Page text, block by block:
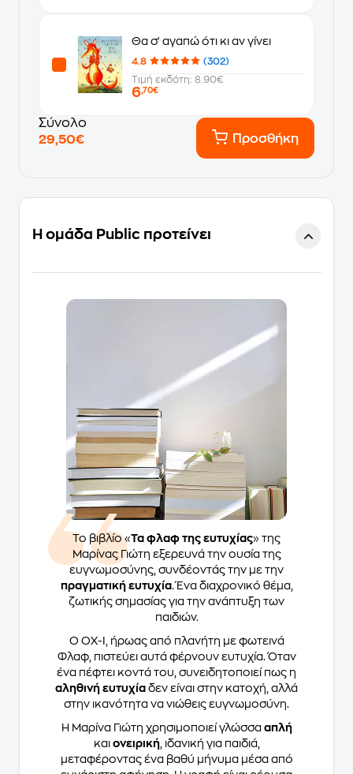
Θα σ' αγαπώ ότι κι αν γίνει
4.8
(302)
Τιμή εκδότη: 8.90€
6,70€
Σύνολο
29,50€
Προσθήκη
Η ομάδα Public προτείνει
Το βιβλίο «Τα φλαφ της ευτυχίας» της
Μαρίνας Γιώτη εξερευνά την ουσία της
ευγνωμοσύνης, συνδέοντάς την με την
πραγματική ευτυχία. Ένα διαχρονικό θέμα,
ζωτικής σημασίας για την ανάπτυξη των
παιδιών.
Ο ΟΧ-Ι, ήρωας από πλανήτη με φωτεινά
Φλαφ, πιστεύει αυτά φέρνουν ευτυχία. Όταν
ένα πέφτει κοντά του, συνειδητοποιεί πως η
αληθινή ευτυχία δεν είναι στην κατοχή, αλλά
στην ικανότητα να νιώθεις ευγνωμοσύνη.
Η Μαρίνα Γιώτη χρησιμοποιεί γλώσσα απλή
και ονειρική, ιδανική για παιδιά,
μεταφέροντας ένα βαθύ μήνυμα μέσα από